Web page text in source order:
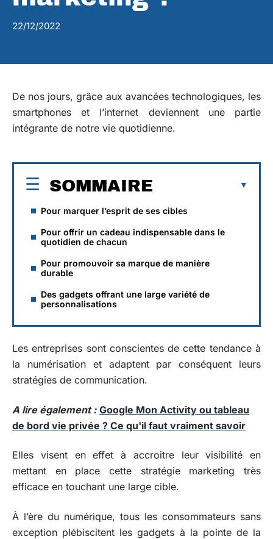
22/12/2022
De nos jours, grâce aux avancées technologiques, les
smartphones et l’internet deviennent une partie
intégrante de notre vie quotidienne.
SOMMAIRE
Pour marquer l’esprit de ses cibles
Pour offrir un cadeau indispensable dans le
quotidien de chacun
Pour promouvoir sa marque de manière
durable
Des gadgets offrant une large variété de
personnalisations
Les entreprises sont conscientes de cette tendance à
la numérisation et adaptent par conséquent leurs
stratégies de communication.
A lire également : Google Mon Activity ou tableau
de bord vie privée ? Ce qu'il faut vraiment savoir
Elles visent en effet à accroitre leur visibilité en
mettant en place cette stratégie marketing très
efficace en touchant une large cible.
À l’ère du numérique, tous les consommateurs sans
exception plébiscitent les gadgets à la pointe de la